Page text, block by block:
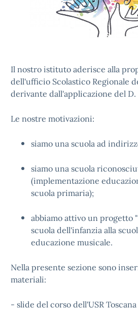
Il nostro istituto aderisce alla
dell'ufficio Scolastico Regionale
derivante dall'applicazione del D.
Le nostre motivazioni:
siamo una scuola ad
siamo una scuola
(implementazione
scuola primaria);
abbiamo attivo un progetto
scuola dell'infanzia alla
educazione musicale.
Nella presente sezione sono
materiali:
- slide del corso dell'USR